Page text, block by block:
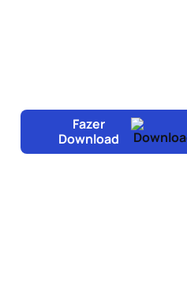
Fazer
Download